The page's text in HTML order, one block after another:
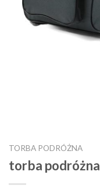
TORBA PODRÓŻNA
torba podróżna